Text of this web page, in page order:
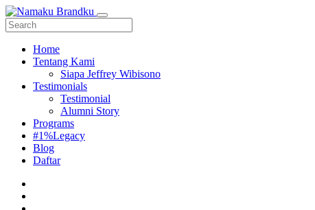
Home
Tentang Kami
Siapa Jeffrey Wibisono
Testimonials
Testimonial
Alumni Story
Programs
#1%Legacy
Blog
Daftar